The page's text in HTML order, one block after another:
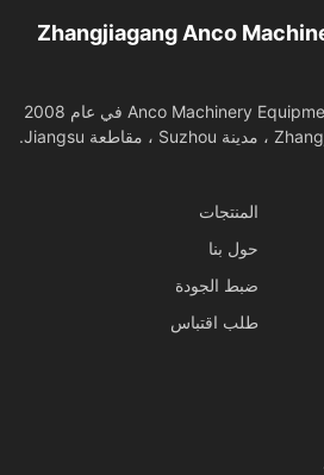
Zhangjiagang Anco
تأسست شركة Anco Machinery Equipment Co ، Ltd في عام 2008
المنتجات
حول بنا
ضبط الجودة
طلب اقتباس